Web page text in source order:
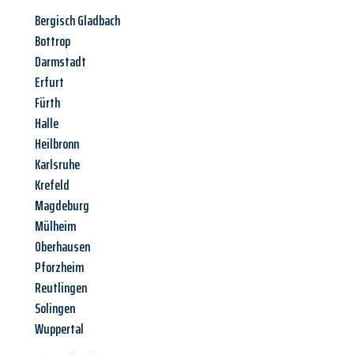
Bergisch Gladbach
Bottrop
Darmstadt
Erfurt
Fürth
Halle
Heilbronn
Karlsruhe
Krefeld
Magdeburg
Mülheim
Oberhausen
Pforzheim
Reutlingen
Solingen
Wuppertal